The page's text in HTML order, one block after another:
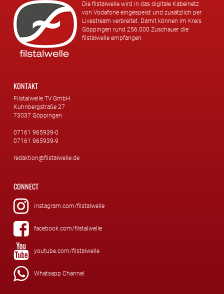
Die filstalwelle wird in das digitale Kabelnetz
von Vodafone eingespeist und zusätzlich per
Livestream verbreitet. Damit können im Kreis
Göppingen rund 256.000 Zuschauer die
filstalwelle empfangen.
KONTAKT
Filstalwelle TV GmbH
Kuhnbergstraße 27
73037 Göppingen
07161 965939-0
07161 965939-9
redaktion@filstalwelle.de
CONNECT
instagram.com/filstalwelle
facebook.com/filstalwelle
youtube.com/filstalwelle
Whatsapp Channel